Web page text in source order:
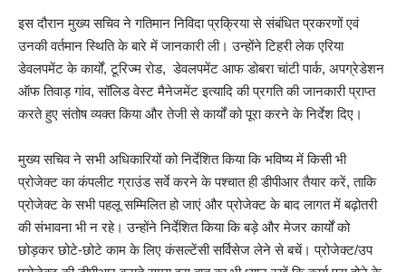
इस दौरान मुख्य सचिव ने गतिमान निविदा प्रक्रिया से संबंधित प्रकरणों एवं
उनकी वर्तमान स्थिति के बारे में जानकारी ली। उन्होंने टिहरी लेक एरिया
डेवलपमेंट के कार्यों, टूरिज्म रोड, डेवलपमेंट आफ डोबरा चांटी पार्क, अपग्रेडेशन
ऑफ तिवाड़ गांव, सॉलिड वेस्ट मैनेजमेंट इत्यादि की प्रगति की जानकारी प्राप्त
करते हुए संतोष व्यक्त किया और तेजी से कार्यों को पूरा करने के निर्देश दिए।
मुख्य सचिव ने सभी अधिकारियों को निर्देशित किया कि भविष्य में किसी भी
प्रोजेक्ट का कंपलीट ग्राउंड सर्वे करने के पश्चात ही डीपीआर तैयार करें, ताकि
प्रोजेक्ट के सभी पहलू सम्मिलित हो जाएं और प्रोजेक्ट के बाद लागत में बढ़ोतरी
की संभावना भी न रहे। उन्होंने निर्देशित किया कि बड़े और मेजर कार्यों को
छोड़कर छोटे-छोटे काम के लिए कंसल्टेंसी सर्विसेज लेने से बचें। प्रोजेक्ट/उप